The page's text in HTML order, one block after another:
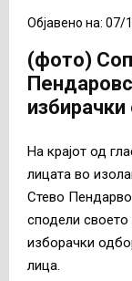
Објавено на: 07/
(фото)
На крајот од
лицата во
Стево
сподели
изборачки
лица.